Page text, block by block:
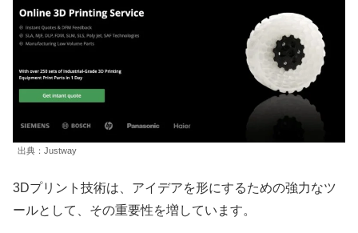
出典：Justway
3Dプリント技術は、アイデアを形にするための強力なツ
ールとして、その重要性を増しています。